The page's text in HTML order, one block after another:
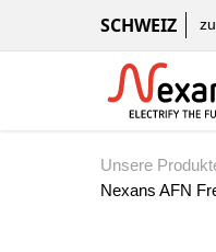
SCHWEIZ
Unsere
Nexans AFN